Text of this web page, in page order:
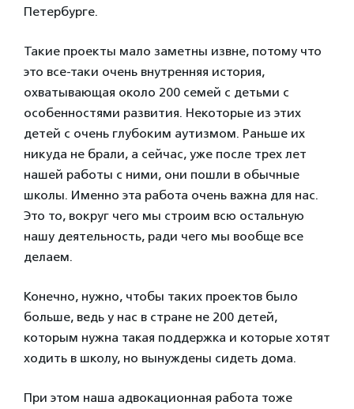
Петербурге.
Такие проекты мало заметны извне, потому что
это все-таки очень внутренняя история,
охватывающая около 200 семей с детьми с
особенностями развития. Некоторые из этих
детей с очень глубоким аутизмом. Раньше их
никуда не брали, а сейчас, уже после трех лет
нашей работы с ними, они пошли в обычные
школы. Именно эта работа очень важна для нас.
Это то, вокруг чего мы строим всю остальную
нашу деятельность, ради чего мы вообще все
делаем.
Конечно, нужно, чтобы таких проектов было
больше, ведь у нас в стране не 200 детей,
которым нужна такая поддержка и которые хотят
ходить в школу, но вынуждены сидеть дома.
При этом наша адвокационная работа тоже